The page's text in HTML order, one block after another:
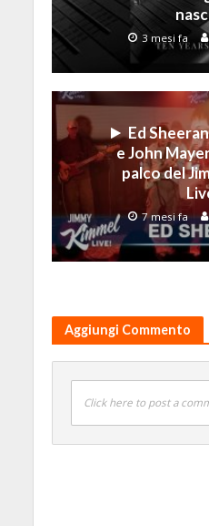
3 mesi fa
Ed
e John
palco del
7 mesi fa
Aggiungi Commento
Click here to post a